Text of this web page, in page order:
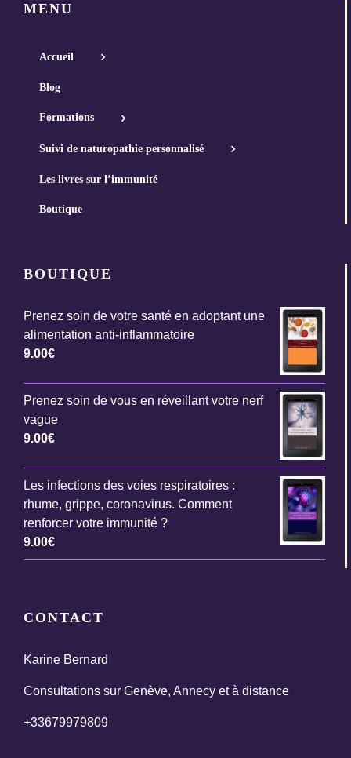
MENU
Accueil
Blog
Formations
Suivi de naturopathie personnalisé
Les livres sur l’immunité
Boutique
BOUTIQUE
Prenez soin de votre santé en adoptant une
alimentation anti-inflammatoire
9.00€
Prenez soin de vous en réveillant votre nerf
vague
9.00€
Les infections des voies respiratoires :
rhume, grippe, coronavirus. Comment
renforcer votre immunité ?
9.00€
CONTACT
Karine Bernard
Consultations sur Genève, Annecy et à distance
+33679979809